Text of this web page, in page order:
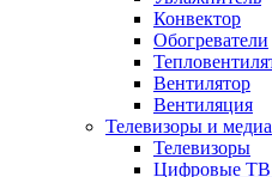
Конвектор
Обогреватели
Вентилятор
Вентиляция
Телевизоры и медиа
Телевизоры
Цифровые ТВ